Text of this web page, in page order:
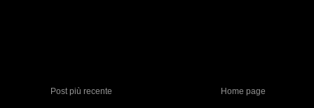
Post più recente Home page